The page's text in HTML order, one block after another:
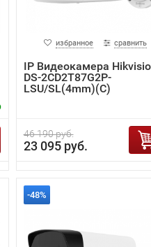
избранное сравнить
IP Видеокамера
DS-2CD2T87G2P-
LSU/SL(4mm)(C)
46 190 руб.
23 095 руб.
-48%